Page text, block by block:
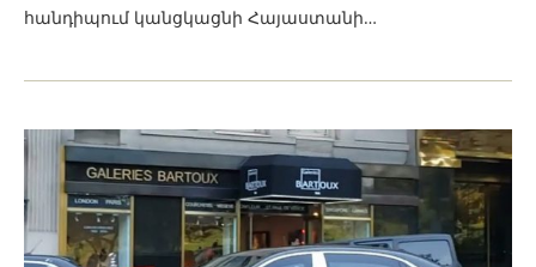
հանդիպում կանցկացնի Հայաստանի…